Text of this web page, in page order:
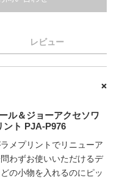
レビュー
ル＆ジョーアクセソワ
ント PJA-P976
メプリントでリニューア
わずお使いいただけるデ
の小物を入れるのにピッ